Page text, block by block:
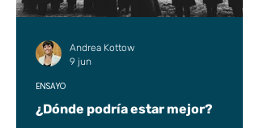
¿Dónde podría estar mejor?
ENSAYO
Andrea Kottow
9 jun